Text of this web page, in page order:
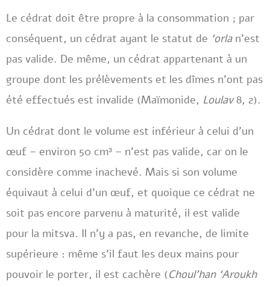
Le cédrat doit être propre à la consommation ; par
conséquent, un cédrat ayant le statut de ‘orlan’est
pas valide. De même, un cédrat appartenant à un
groupe dont les prélèvements et les dîmes n’ont pas
été effectués est invalide (Maïmonide, Loulav8, 2).
Un cédrat dont le volume est inférieur à celui d’un
œuf – environ 50 cm³ – n’est pas valide, car on le
considère comme inachevé. Mais si son volume
équivaut à celui d’un œuf, et quoique ce cédrat ne
soit pas encore parvenu à maturité, il est valide
pour la mitsva. Il n’y a pas, en revanche, de limite
supérieure : même s’il faut les deux mains pour
pouvoir le porter, il est cachère (Choul’han ‘Aroukh